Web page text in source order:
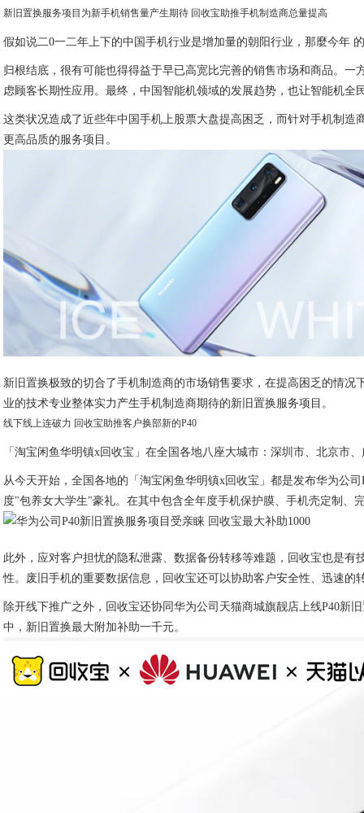
新旧置换服务项目为新手机销售量产生期待 回收宝助推手机制造商总量提高
假如说二0一二年上下的中国手机行业是增加量的朝阳行业，那麼今年
归根结底，很有可能也得得益于早已高宽比完善的销售市场和商品。
虑顾客长期性应用。最终，中国智能机领域的发展趋势，也让智能机全
这类状况造成了近些年中国手机上股票大盘提高困乏，而针对手机制
更高品质的服务项目。
新旧置换极致的切合了手机制造商的市场销售要求，在提高困乏的情
业的技术专业整体实力产生手机制造商期待的新旧置换服务项目。
线下线上连破力 回收宝助推客户换部新的P40
「淘宝闲鱼华明镇x回收宝」在全国各地八座大城市：深圳市、北京市
从今天开始，全国各地的「淘宝闲鱼华明镇x回收宝」都是发布华为公
度"包养女大学生"豪礼。在其中包含全年度手机保护膜、手机壳定制、
此外，应对客户担忧的隐私泄露、数据备份转移等难题，回收宝也是
性。废旧手机的重要数据信息，回收宝还可以协助客户安全性、迅速的
除开线下推广之外，回收宝还协同华为公司天猫商城旗靓店上线P40新
中，新旧置换最大附加补助一千元。